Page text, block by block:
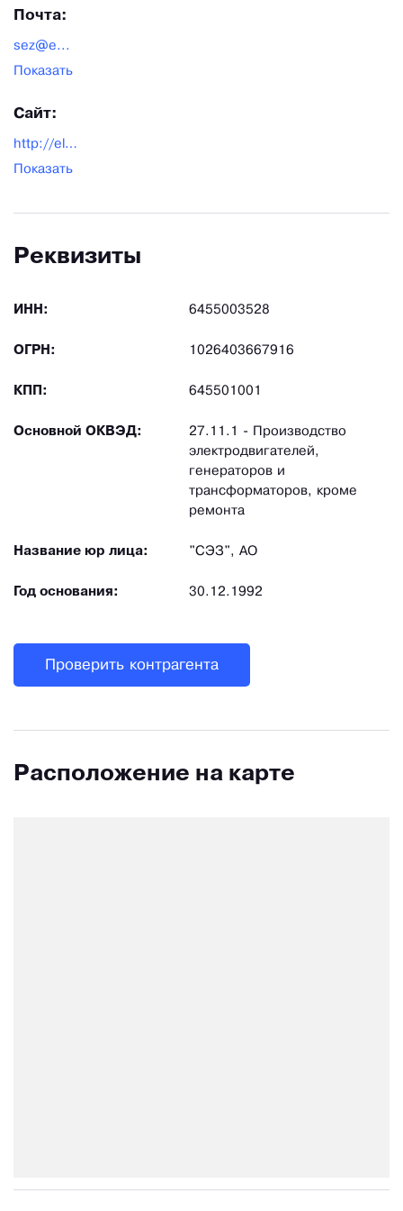
Почта:
sez@e...
Показать
Сайт:
http://elektroteh.ru/
Показать
Реквизиты
ИНН: 6455003528
ОГРН: 1026403667916
КПП: 645501001
Основной ОКВЭД:
27.11.1 - Производство
электродвигателей,
генераторов и
трансформаторов, кроме
ремонта
Название юр лица: "СЭЗ", АО
Год основания: 30.12.1992
Проверить контрагента
Расположение на карте